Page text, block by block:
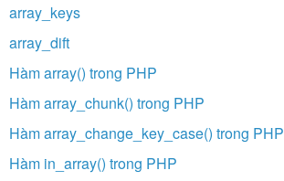
array_keys
array_dift
Hàm array() trong PHP
Hàm array_chunk() trong PHP
Hàm array_change_key_case() trong PHP
Hàm in_array() trong PHP